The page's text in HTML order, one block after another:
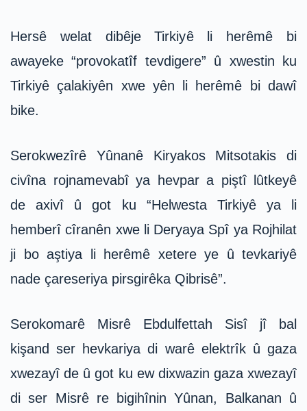
Hersê welat dibêje Tirkiyê li herêmê bi
awayeke “provokatîf tevdigere” û xwestin ku
Tirkiyê çalakiyên xwe yên li herêmê bi dawî
bike.
Serokwezîrê Yûnanê Kiryakos Mitsotakis di
civîna rojnamevabî ya hevpar a piştî lûtkeyê
de axivî û got ku “Helwesta Tirkiyê ya li
hemberî cîranên xwe li Deryaya Spî ya Rojhilat
ji bo aştiya li herêmê xetere ye û tevkariyê
nade çareseriya pirsgirêka Qibrisê”.
Serokomarê Misrê Ebdulfettah Sisî jî bal
kişand ser hevkariya di warê elektrîk û gaza
xwezayî de û got ku ew dixwazin gaza xwezayî
di ser Misrê re bigihînin Yûnan, Balkanan û